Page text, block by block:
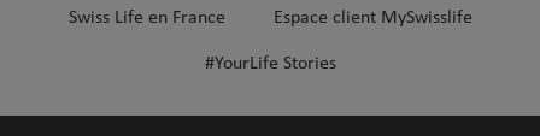
Swiss Life en France Espace client MySwisslife
#YourLife Stories